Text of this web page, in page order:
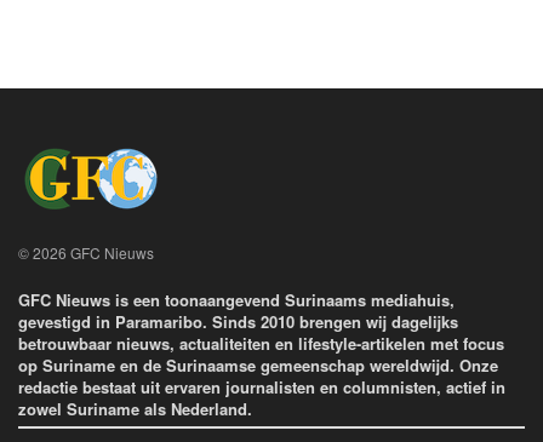
© 2026 GFC Nieuws
GFC Nieuws is een toonaangevend Surinaams mediahuis,
gevestigd in Paramaribo. Sinds 2010 brengen wij dagelijks
betrouwbaar nieuws, actualiteiten en lifestyle-artikelen met focus
op Suriname en de Surinaamse gemeenschap wereldwijd. Onze
redactie bestaat uit ervaren journalisten en columnisten, actief in
zowel Suriname als Nederland.